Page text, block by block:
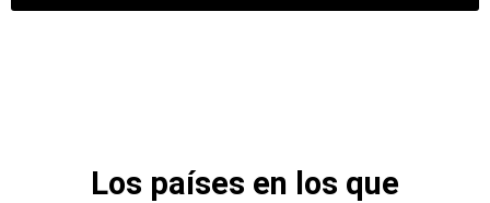
Los países en los que